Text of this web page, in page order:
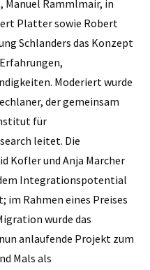
Manuel Rammlmair, in
Platter sowie Robert
Schlanders das Konzept
Moderiert wurde
der gemeinsam
für
leitet. Die
und Anja Marcher
Integrationspotential
im Rahmen eines Preises
wurde das
anlaufende Projekt zum
Mals als